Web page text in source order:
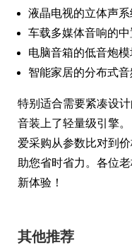
液晶电视的立体声系
车载多媒体音响的中
电脑音箱的低音炮模
智能家居的分布式
特别适合需要紧凑设
音装上了轻量级引擎。
爱采购从参数比对到
助您省时省力。各位
新体验！
其他推荐